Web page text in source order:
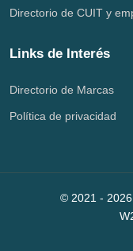
Directorio de CUIT y
Links de Interés
Directorio de Marcas
Política de privacidad
© 2021 - 2026